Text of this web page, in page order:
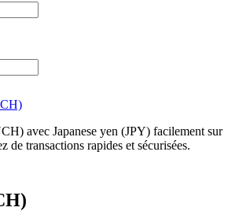
avec Japanese yen (JPY) facilement sur
de transactions rapides et sécurisées.